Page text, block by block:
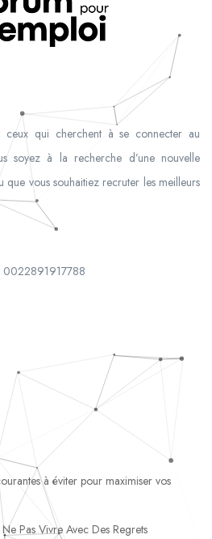
qui cherchent à se connecter au
soyez à la recherche d’une nouvelle
que vous souhaitiez recruter les meilleurs
0022891917788
à éviter pour maximiser vos
Pas Vivre Avec Des Regrets